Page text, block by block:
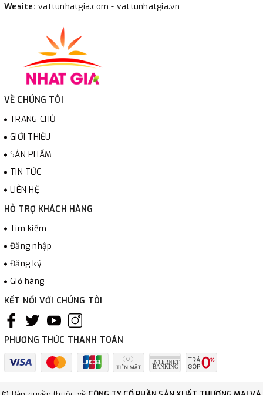
Wesite: vattunhatgia.com - vattunhatgia.vn
VỀ CHÚNG TÔI
TRANG CHỦ
GIỚI THIỆU
SẢN PHẨM
TIN TỨC
LIÊN HỆ
HỖ TRỢ KHÁCH HÀNG
Tìm kiếm
Đăng nhập
Đăng ký
Giỏ hàng
KẾT NỐI VỚI CHÚNG TÔI
PHƯƠNG THỨC THANH TOÁN